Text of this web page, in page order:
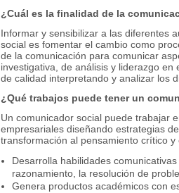
¿Cuál es la finalidad de la
Informar y sensibilizar a las diferentes
social es fomentar el cambio como
de la comunicación para comunicar
investigativa, de análisis y liderazgo
de calidad interpretando y analizar los
¿Qué trabajos puede tener un
Un comunicador social puede trabajar
empresariales diseñando estrategias
transformación al pensamiento crítico y
Desarrolla habilidades
razonamiento, la resolución de
Genera productos académicos con